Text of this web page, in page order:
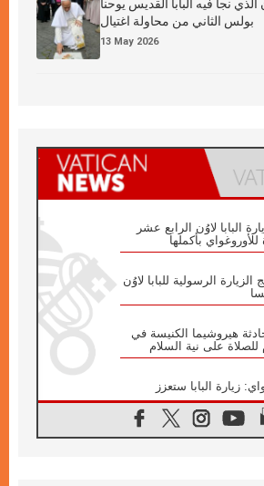
الذي نجا فيه البابا القديس يوحنا
بولس الثاني من محاولة اغتيال
13 May 2026
البابا لاوُن الرابع عشر
بأكملها
الزيارة الرسولية للبابا لاوُن
الـ ٨١ لحادثة هيروشيما الكنيسة في
زيارة البابا ستعزز
الموارنة